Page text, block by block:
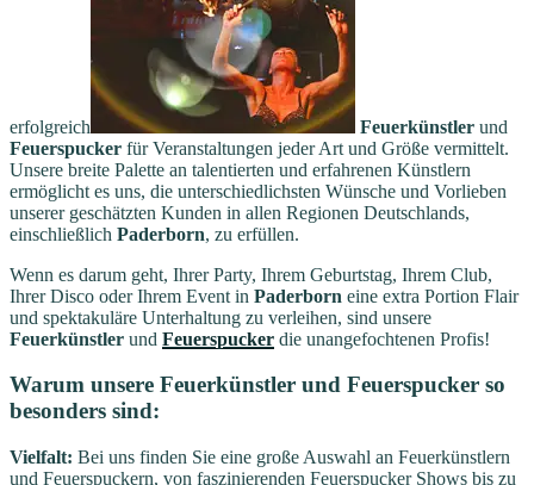
erfolgreich Feuerkünstler und
Feuerspucker für Veranstaltungen jeder Art und Größe vermittelt.
Unsere breite Palette an talentierten und erfahrenen Künstlern
ermöglicht es uns, die unterschiedlichsten Wünsche und Vorlieben
unserer geschätzten Kunden in allen Regionen Deutschlands,
einschließlich Paderborn, zu erfüllen.
Wenn es darum geht, Ihrer Party, Ihrem Geburtstag, Ihrem Club,
Ihrer Disco oder Ihrem Event in Paderborn eine extra Portion Flair
und spektakuläre Unterhaltung zu verleihen, sind unsere
Feuerkünstler und Feuerspucker die unangefochtenen Profis!
Warum unsere Feuerkünstler und Feuerspucker so
besonders sind:
Vielfalt: Bei uns finden Sie eine große Auswahl an Feuerkünstlern
und Feuerspuckern, von faszinierenden Feuerspucker Shows bis zu